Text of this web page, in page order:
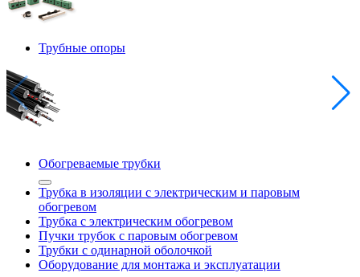
Трубные опоры
Обогреваемые трубки
Трубка в изоляции с электрическим и паровым
обогревом
Трубка с электрическим обогревом
Пучки трубок с паровым обогревом
Трубки с одинарной оболочкой
Оборудование для монтажа и эксплуатации